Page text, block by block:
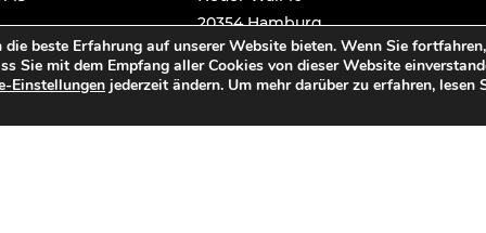
moc.t
nemti
20354 Hamburg
+49 40 572 90 494
moc.t
nemti
urcer
-setr
a@tka
tnok
beste Erfahrung auf unserer Website bieten. Wenn Sie fortfahren,
Sie mit dem Empfang aller Cookies von dieser Website
Einstellungen jederzeit ändern. Um mehr darüber zu erfahren, lesen